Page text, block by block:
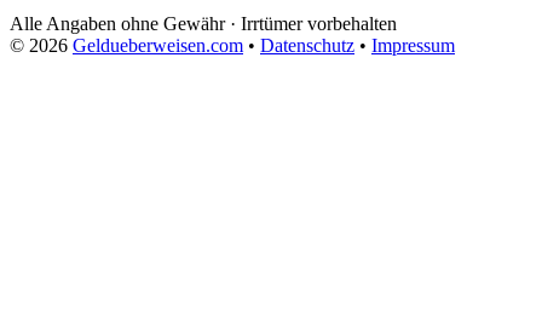
Alle Angaben ohne Gewähr · Irrtümer vorbehalten
© 2026 Geldueberweisen.com • Datenschutz • Impressum